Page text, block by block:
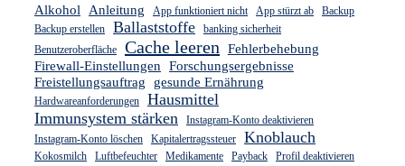
Alkohol Anleitung App funktioniert nicht App stürzt ab
Backup
Backup erstellen
Ballaststoffe
banking sicherheit
Benutzeroberfläche
Cache leeren Fehlerbehebung
Firewall-Einstellungen Forschungsergebnisse
Freistellungsauftrag
gesunde Ernährung
Hardwareanforderungen
Hausmittel
Immunsystem stärken
Instagram-Konto deaktivieren
Instagram-Konto löschen
Kapitalertragssteuer Knoblauch
Kokosmilch Luftbefeuchter Medikamente Payback
Profil deaktivieren